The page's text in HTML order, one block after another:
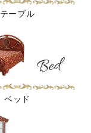
テーブル
ベッド